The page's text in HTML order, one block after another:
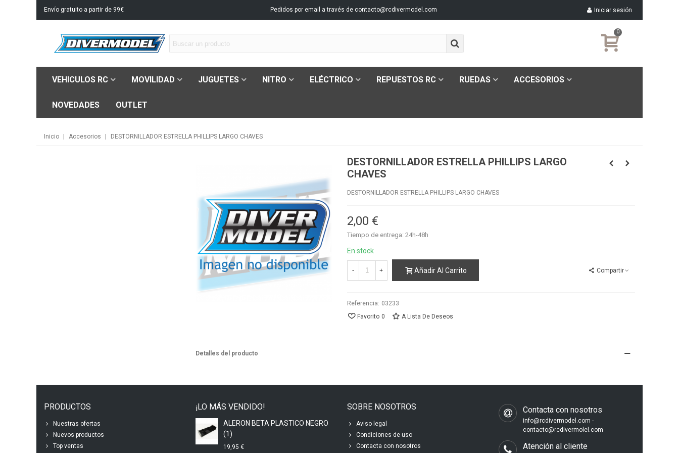
Envío gratuito a partir de 99€ Pedidos por email a través de contacto@rcdivermodel.com Iniciar sesión
0
VEHICULOS RC MOVILIDAD JUGUETES NITRO ELÉCTRICO REPUESTOS RC RUEDAS ACCESORIOS
NOVEDADES OUTLET
Inicio Accesorios DESTORNILLADOR ESTRELLA PHILLIPS LARGO CHAVES
DESTORNILLADOR ESTRELLA PHILLIPS LARGO
CHAVES
DESTORNILLADOR ESTRELLA PHILLIPS LARGO CHAVES
2,00 €
Tiempo de entrega: 24h-48h
En stock
- + Añadir Al Carrito Compartir
Referencia: 03233
Favorito 0 A Lista De Deseos
Detalles del producto
PRODUCTOS
Nuestras ofertas
Nuevos productos
Top ventas
¡LO MÁS VENDIDO!
ALERON BETA PLASTICO NEGRO
(1)
19,95 €
SOBRE NOSOTROS
Aviso legal
Condiciones de uso
Contacta con nosotros
Contacta con nosotros
info@rcdivermodel.com -
contacto@rcdivermolel.com
Atención al cliente